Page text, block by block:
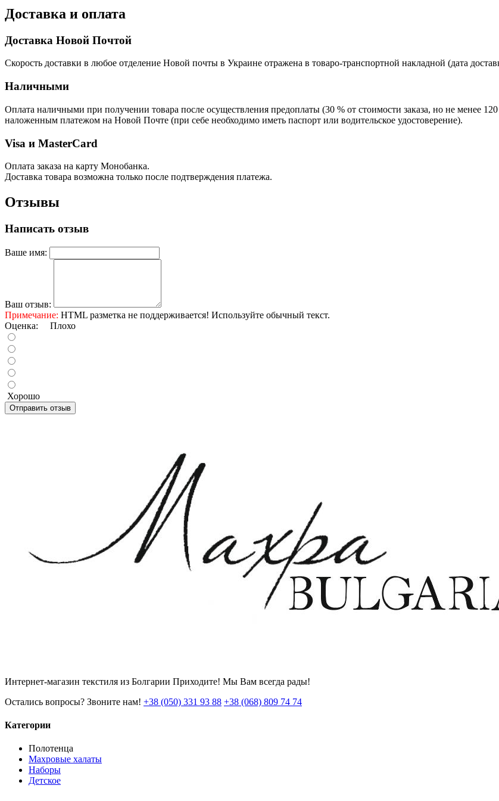
Доставка и оплата
Доставка Новой Почтой
Скорость доставки в любое отделение Новой почты в Украине отражена в товаро-транспортной накладной (дата
Наличными
Оплата наличными при получении товара после осуществления предоплаты (30 % от стоимости заказа, но не менее
наложенным платежом на Новой Почте (при себе необходимо иметь паспорт или водительское удостоверение).
Visa и MasterCard
Оплата заказа на карту Монобанка.
Доставка товара возможна только после подтверждения платежа.
Отзывы
Написать отзыв
Ваше имя:
Ваш отзыв:
Примечание: HTML разметка не поддерживается! Используйте обычный текст.
Оценка: Плохо
Хорошо
Отправить отзыв
Интернет-магазин текстиля из Болгарии Приходите! Мы Вам всегда рады!
Остались вопросы? Звоните нам! +38 (050) 331 93 88 +38 (068) 809 74 74
Категории
Полотенца
Махровые халаты
Наборы
Детское